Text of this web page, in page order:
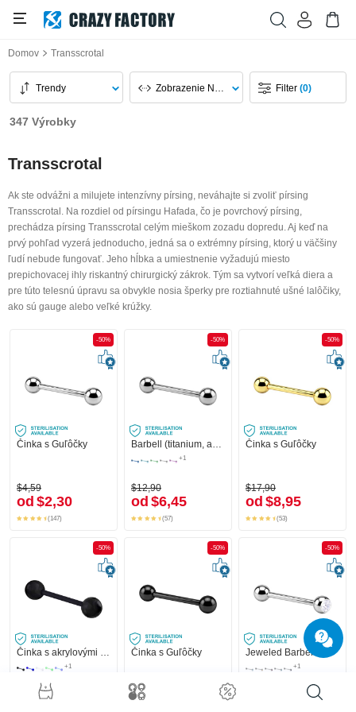
Domov Transscrotal
Trendy Zobrazenie Na Stránku Filter(0)
347 Výrobky
Transscrotal
Ak ste odvážni a milujete intenzívny pírsing, neváhajte si zvoliť pírsing
Transscrotal. Na rozdiel od pírsingu Hafada, čo je povrchový pírsing,
prechádza pírsing Transscrotal celým mieškom zozadu dopredu. Aj keď na
prvý pohľad vyzerá jednoducho, jedná sa o extrémny pírsing, ktorý u väčšiny
ľudí nebude fungovať. Jeho hĺbka a umiestnenie vyžadujú miesto
prepichovacej ihly riskantný chirurgický zákrok. Tým sa vytvorí veľká diera a
pre túto telesnú úpravu sa obvykle nosia šperky pre roztiahnuté ušné lalôčiky,
ako sú gauge alebo veľké krúžky.
-50%
Činka s Guľôčky
$4,59
od $2,30
(147)
-50%
Barbell (titanium, anodized) s Guľôčky
+1
$12,90
od $6,45
(57)
-50%
Činka s Guľôčky
$17,90
od $8,95
(53)
-50%
+1
$4,49
-50%
Činka s Guľôčky
$11,90
-50%
Jeweled Barbell
+1